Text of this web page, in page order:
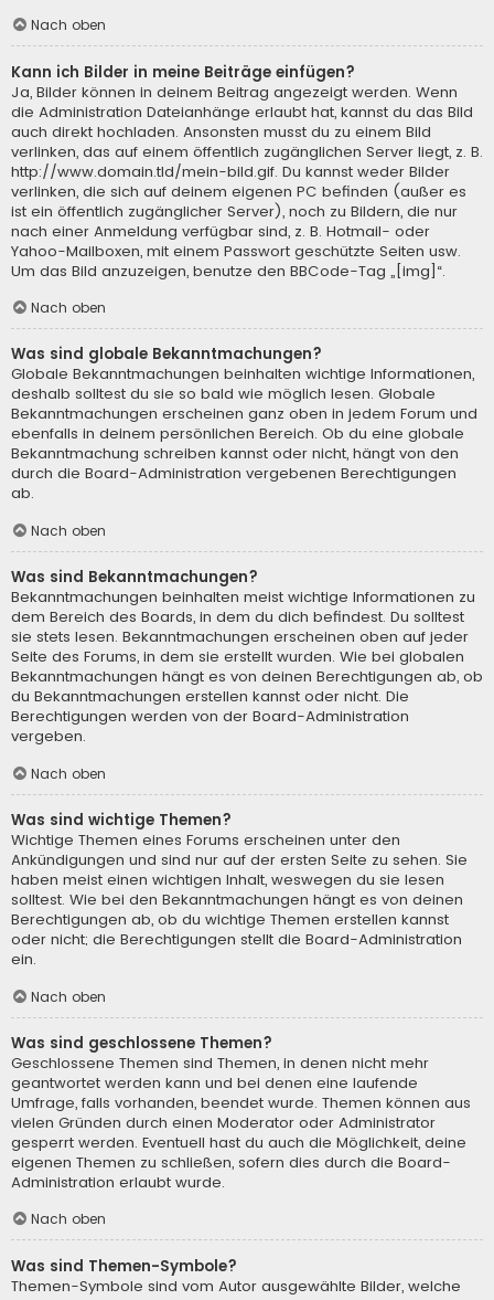
Nach oben
Kann ich Bilder in meine Beiträge einfügen?
Ja, Bilder können in deinem Beitrag angezeigt werden. Wenn
die Administration Dateianhänge erlaubt hat, kannst du das Bild
auch direkt hochladen. Ansonsten musst du zu einem Bild
verlinken, das auf einem öffentlich zugänglichen Server liegt, z. B.
http://www.domain.tld/mein-bild.gif. Du kannst weder Bilder
verlinken, die sich auf deinem eigenen PC befinden (außer es
ist ein öffentlich zugänglicher Server), noch zu Bildern, die nur
nach einer Anmeldung verfügbar sind, z. B. Hotmail- oder
Yahoo-Mailboxen, mit einem Passwort geschützte Seiten usw.
Um das Bild anzuzeigen, benutze den BBCode-Tag „[img]“.
Nach oben
Was sind globale Bekanntmachungen?
Globale Bekanntmachungen beinhalten wichtige Informationen,
deshalb solltest du sie so bald wie möglich lesen. Globale
Bekanntmachungen erscheinen ganz oben in jedem Forum und
ebenfalls in deinem persönlichen Bereich. Ob du eine globale
Bekanntmachung schreiben kannst oder nicht, hängt von den
durch die Board-Administration vergebenen Berechtigungen
ab.
Nach oben
Was sind Bekanntmachungen?
Bekanntmachungen beinhalten meist wichtige Informationen zu
dem Bereich des Boards, in dem du dich befindest. Du solltest
sie stets lesen. Bekanntmachungen erscheinen oben auf jeder
Seite des Forums, in dem sie erstellt wurden. Wie bei globalen
Bekanntmachungen hängt es von deinen Berechtigungen ab, ob
du Bekanntmachungen erstellen kannst oder nicht. Die
Berechtigungen werden von der Board-Administration
vergeben.
Nach oben
Was sind wichtige Themen?
Wichtige Themen eines Forums erscheinen unter den
Ankündigungen und sind nur auf der ersten Seite zu sehen. Sie
haben meist einen wichtigen Inhalt, weswegen du sie lesen
solltest. Wie bei den Bekanntmachungen hängt es von deinen
Berechtigungen ab, ob du wichtige Themen erstellen kannst
oder nicht; die Berechtigungen stellt die Board-Administration
ein.
Nach oben
Was sind geschlossene Themen?
Geschlossene Themen sind Themen, in denen nicht mehr
geantwortet werden kann und bei denen eine laufende
Umfrage, falls vorhanden, beendet wurde. Themen können aus
vielen Gründen durch einen Moderator oder Administrator
gesperrt werden. Eventuell hast du auch die Möglichkeit, deine
eigenen Themen zu schließen, sofern dies durch die Board-
Administration erlaubt wurde.
Nach oben
Was sind Themen-Symbole?
Themen-Symbole sind vom Autor ausgewählte Bilder, welche